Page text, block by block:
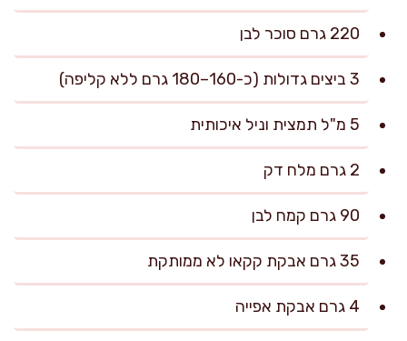
220 גרם סוכר לבן
3 ביצים גדולות (כ-160–180 גרם ללא קליפה)
5 מ"ל תמצית וניל איכותית
2 גרם מלח דק
90 גרם קמח לבן
35 גרם אבקת קקאו לא ממותקת
4 גרם אבקת אפייה